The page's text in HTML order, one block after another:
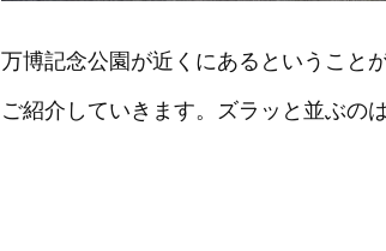
万博記念公園が近くにあるということ
ご紹介していきます。ズラッと並ぶの